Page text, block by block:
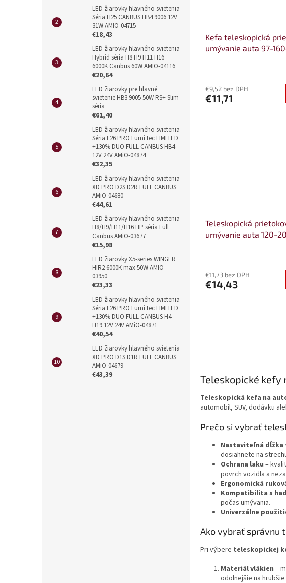
LED žiarovky hlavného svietenia
Séria H25 CANBUS HB4 9006 12V
31W AMIO-04715
€18,43
LED žiarovky hlavného svietenia
Hybrid séria H8 H9 H11 H16
6000K Canbus 60W AMIO-04116
€20,64
LED žiarovky pre hlavné
svietenie HB3 9005 50W RS+ Slim
séria
€61,40
LED žiarovky hlavného svietenia
Séria F26 PRO LumiTec LIMITED
+130% DUO FULL CANBUS HB4
12V 24V AMiO-04874
€32,35
LED žiarovky hlavného svietenia
XD PRO D2S D2R FULL CANBUS
AMiO-04680
€44,61
LED žiarovky hlavného svietenia
H8/H9/H11/H16 HP séria Full
Canbus AMiO-03677
€15,98
LED žiarovky X5-series WINGER
HIR2 6000K max 50W AMIO-
03950
€23,33
LED žiarovky hlavného svietenia
Séria F26 PRO LumiTec LIMITED
+130% DUO FULL CANBUS H4
H19 12V 24V AMiO-04871
€40,54
LED žiarovky hlavného svietenia
XD PRO D1S D1R FULL CANBUS
AMiO-04679
€43,39
Kefa teleskopická
umývanie auta 97-
€9,52 bez DPH
€11,71
Teleskopická
umývanie auta 120-
€11,73 bez DPH
€14,43
Teleskopické kefy
Teleskopická kefa na
automobil, SUV, dodávku
Prečo si vybrať
Nastaviteľná dĺžka
dosiahnete na
Ochrana laku –
povrch vozidla a
Ergonomická
Kompatibilita s
počas umývania.
Univerzálne
Ako vybrať správnu
Pri výbere teleskopickej
Materiál vlákien –
odolnejšie na